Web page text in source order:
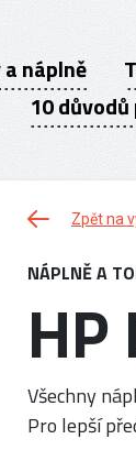
náplně
10
Zpět na
NÁPLNĚ A
Všechny
Pro lepší